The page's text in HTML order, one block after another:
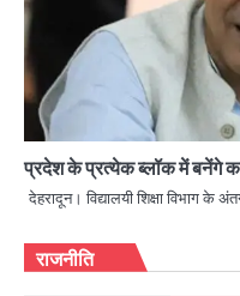
प्रदेश के प्रत्येक ब्लॉक में बनेंगे
देहरादून। विद्यालयी शिक्षा विभाग के
राजनीति